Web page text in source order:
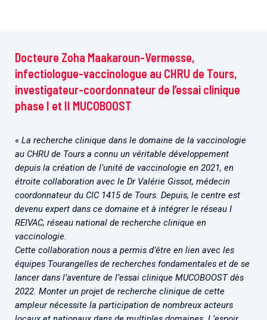
Docteure Zoha Maakaroun-Vermesse,
infectiologue-vaccinologue au CHRU de Tours,
investigateur-coordonnateur de l’essai clinique
phase I et II MUCOBOOST
« La recherche clinique dans le domaine de la vaccinologie
au CHRU de Tours a connu un véritable développement
depuis la création de l’unité de vaccinologie en 2021, en
étroite collaboration avec le Dr Valérie Gissot, médecin
coordonnateur du CIC 1415 de Tours. Depuis, le centre est
devenu expert dans ce domaine et à intégrer le réseau I
REIVAC, réseau national de recherche clinique en
vaccinologie.
Cette collaboration nous a permis d’être en lien avec les
équipes Tourangelles de recherches fondamentales et de se
lancer dans l’aventure de l’essai clinique MUCOBOOST dès
2022. Monter un projet de recherche clinique de cette
ampleur nécessite la participation de nombreux acteurs